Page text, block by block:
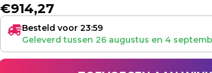
€914,27
Besteld voor 23:59
Geleverd tussen 26 augustus en 4